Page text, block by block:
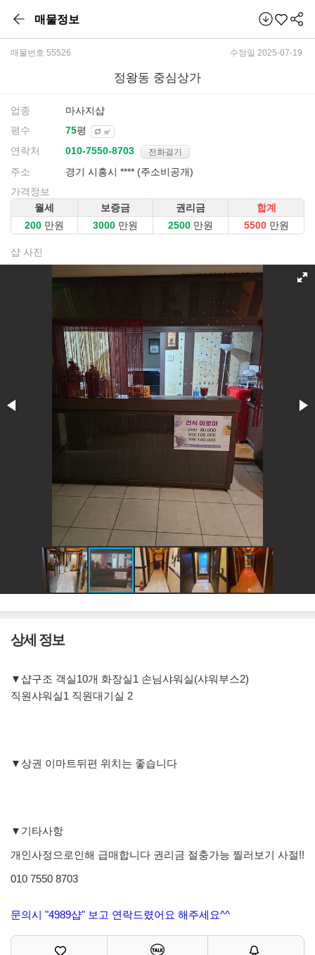
매물정보
매물번호 55526 수정일 2025-07-19
정왕동 중심상가
업종
마사지샵
평수
평 ㎡
연락처 전화걸기
주소
경기 시흥시 **** (주소비공개)
가격정보
월세
보증금 권리금
합계
만원
만원 만원 만원
샵 사진
상세 정보
▼샵구조 객실10개 화장실1 손님샤워실(샤워부스2)
직원샤워실1 직원대기실 2
▼상권 이마트뒤편 위치는 좋습니다
▼기타사항
개인사정으로인해 급매합니다 권리금 절충가능 찔러보기 사절!!
010 7550 8703
문의시 "4989샵" 보고 연락드렸어요 해주세요^^